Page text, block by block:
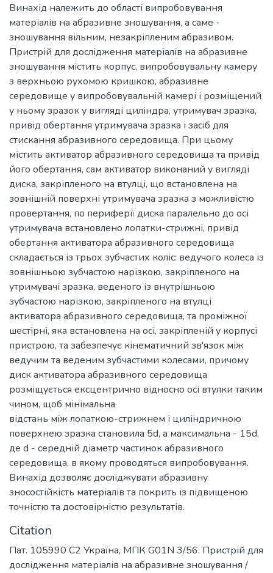
Винахід належить до області випробовування
матеріалів на абразивне зношування, а саме -
зношування вільним, незакріпленим абразивом.
Пристрій для дослідження матеріалів на абразивне
зношування містить корпус, випробовувальну камеру
з верхньою рухомою кришкою, абразивне
середовище у випробовувальній камері і розміщений
у ньому зразок у вигляді циліндра, утримувач зразка,
привід обертання утримувача зразка і засіб для
стискання абразивного середовища. При цьому
містить активатор абразивного середовища та привід
його обертання, сам активатор виконаний у вигляді
диска, закріпленого на втулці, що встановлена на
зовнішній поверхні утримувача зразка з можливістю
провертання, по периферії диска паралельно до осі
утримувача встановлено лопатки-стрижні, привід
обертання активатора абразивного середовища
складається із трьох зубчастих коліс: ведучого колеса із
зовнішньою зубчастою нарізкою, закріпленого на
утримувачі зразка, веденого із внутрішньою
зубчастою нарізкою, закріпленого на втулці
активатора абразивного середовища, та проміжної
шестірні, яка встановлена на осі, закріпленій у корпусі
пристрою, та забезпечує кінематичний зв'язок між
ведучим та веденим зубчастими колесами, причому
диск активатора абразивного середовища
розміщується ексцентрично відносно осі втулки таким
чином, щоб мінімальна
відстань між лопаткою-стрижнем і циліндричною
поверхнею зразка становила 5d, а максимальна - 15d,
де d - середній діаметр частинок абразивного
середовища, в якому проводяться випробовування.
Винахід дозволяє досліджувати абразивну
зносостійкість матеріалів та покрить із підвищеною
точністю та достовірністю результатів.
Citation
Пат. 105990 С2 Україна, МПК G01N 3/56. Пристрій для
дослідження матеріалів на абразивне зношування /